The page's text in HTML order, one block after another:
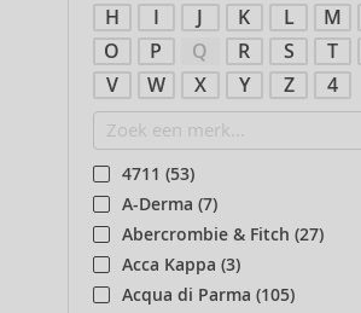
H
I J K L M
O
P Q R S T
V
W X Y Z 4
4711 (53)
A-Derma (7)
Abercrombie & Fitch (27)
Acca Kappa (3)
Acqua di Parma (105)